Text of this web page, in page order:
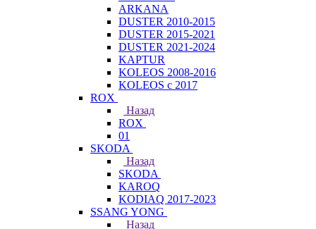
ARKANA
DUSTER 2010-2015
DUSTER 2015-2021
DUSTER 2021-2024
KAPTUR
KOLEOS 2008-2016
KOLEOS с 2017
ROX
Назад
ROX
01
SKODA
Назад
SKODA
KAROQ
KODIAQ 2017-2023
SSANG YONG
Назад